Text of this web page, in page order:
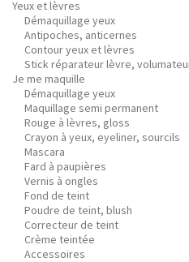
Yeux et lèvres
Démaquillage yeux
Antipoches, anticernes
Contour yeux et lèvres
Stick réparateur lèvre,
Je me maquille
Démaquillage yeux
Maquillage semi permanent
Rouge à lèvres, gloss
Crayon à yeux, eyeliner, sourcils
Mascara
Fard à paupières
Vernis à ongles
Fond de teint
Poudre de teint, blush
Correcteur de teint
Crème teintée
Accessoires